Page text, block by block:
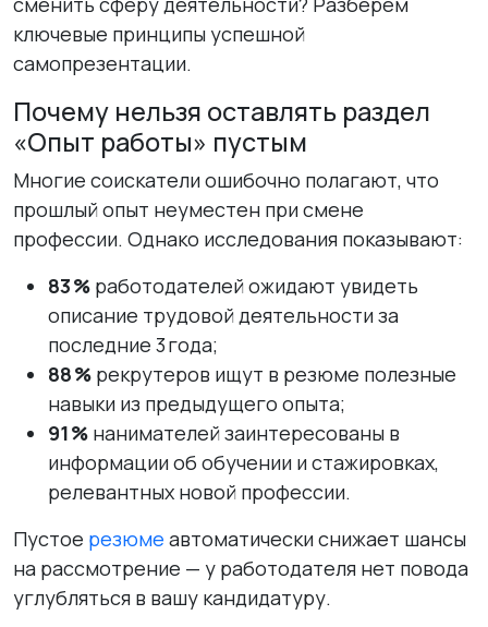
ключевые принципы успешной
самопрезентации.
Почему нельзя оставлять раздел
«Опыт работы» пустым
Многие соискатели ошибочно полагают, что
прошлый опыт неуместен при смене
профессии. Однако исследования показывают:
83 % работодателей ожидают увидеть
описание трудовой деятельности за
последние 3 года;
88 % рекрутеров ищут в резюме полезные
навыки из предыдущего опыта;
91 % нанимателей заинтересованы в
информации об обучении и стажировках,
релевантных новой профессии.
Пустое резюме автоматически снижает шансы
на рассмотрение — у работодателя нет повода
углубляться в вашу кандидатуру.